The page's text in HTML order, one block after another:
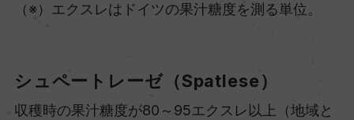
（※）エクスレはドイツの果汁糖度を測る単位。
シュペートレーゼ（Spatlese）
収穫時の果汁糖度が80～95エクスレ以上（地域と